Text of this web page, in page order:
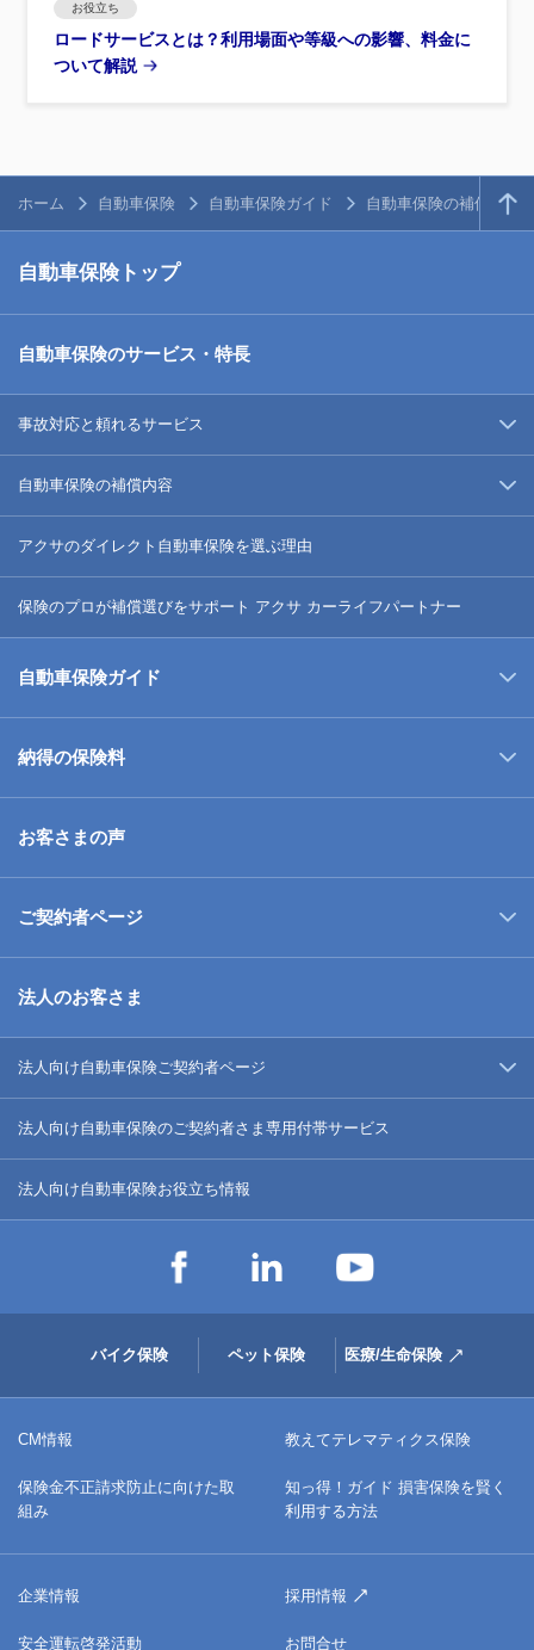
お役立ち
ロードサービスとは？利用場面や等級への影響、料金に
ついて解説
ホーム 自動車保険 自動車保険ガイド 自動車保険の補償内容
自動車保険トップ
自動車保険のサービス・特長
事故対応と頼れるサービス
自動車保険の補償内容
アクサのダイレクト自動車保険を選ぶ理由
保険のプロが補償選びをサポート アクサ カーライフパートナー
自動車保険ガイド
納得の保険料
お客さまの声
ご契約者ページ
法人のお客さま
法人向け自動車保険ご契約者ページ
法人向け自動車保険のご契約者さま専用付帯サービス
法人向け自動車保険お役立ち情報
バイク保険 ペット保険 医療/生命保険
CM情報 教えてテレマティクス保険
保険金不正請求防止に向けた取
組み
知っ得！ガイド 損害保険を賢く
利用する方法
企業情報 採用情報
安全運転啓発活動 お問合せ